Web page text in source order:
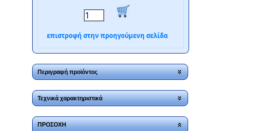
επιστροφή στην προηγούμενη σελίδα
Περιγραφή προϊόντος
Τεχνικά χαρακτηριστικά
ΠΡΟΣΟΧΗ